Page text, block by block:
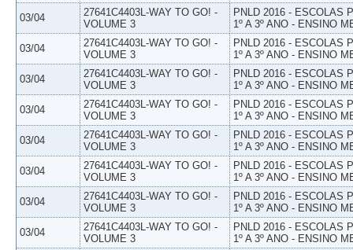
03/04
27641C4403L-WAY TO GO! -
VOLUME 3
PNLD 2016 - ESCOLAS
1º A 3º ANO - ENSINO
03/04
27641C4403L-WAY TO GO! -
VOLUME 3
PNLD 2016 - ESCOLAS
1º A 3º ANO - ENSINO
03/04
27641C4403L-WAY TO GO! -
VOLUME 3
PNLD 2016 - ESCOLAS
1º A 3º ANO - ENSINO
03/04
27641C4403L-WAY TO GO! -
VOLUME 3
PNLD 2016 - ESCOLAS
1º A 3º ANO - ENSINO
03/04
27641C4403L-WAY TO GO! -
VOLUME 3
PNLD 2016 - ESCOLAS
1º A 3º ANO - ENSINO
03/04
27641C4403L-WAY TO GO! -
VOLUME 3
PNLD 2016 - ESCOLAS
1º A 3º ANO - ENSINO
03/04
27641C4403L-WAY TO GO! -
VOLUME 3
PNLD 2016 - ESCOLAS
1º A 3º ANO - ENSINO
03/04
27641C4403L-WAY TO GO! -
VOLUME 3
PNLD 2016 - ESCOLAS
1º A 3º ANO - ENSINO